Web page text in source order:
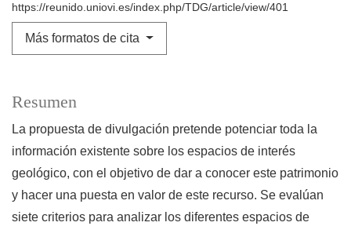
https://reunido.uniovi.es/index.php/TDG/article/view/401
Más formatos de cita
Resumen
La propuesta de divulgación pretende potenciar toda la
información existente sobre los espacios de interés
geológico, con el objetivo de dar a conocer este patrimonio
y hacer una puesta en valor de este recurso. Se evalúan
siete criterios para analizar los diferentes espacios de